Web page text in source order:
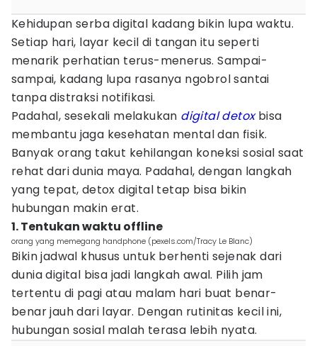
Kehidupan serba digital kadang bikin lupa waktu.
Setiap hari, layar kecil di tangan itu seperti
menarik perhatian terus-menerus. Sampai-
sampai, kadang lupa rasanya ngobrol santai
tanpa distraksi notifikasi.
Padahal, sesekali melakukan digital detoxbisa
membantu jaga kesehatan mental dan fisik.
Banyak orang takut kehilangan koneksi sosial saat
rehat dari dunia maya. Padahal, dengan langkah
yang tepat, detox digital tetap bisa bikin
hubungan makin erat.
1. Tentukan waktu offline
orang yang memegang handphone (pexels.com/Tracy Le Blanc)
Bikin jadwal khusus untuk berhenti sejenak dari
dunia digital bisa jadi langkah awal. Pilih jam
tertentu di pagi atau malam hari buat benar-
benar jauh dari layar. Dengan rutinitas kecil ini,
hubungan sosial malah terasa lebih nyata.